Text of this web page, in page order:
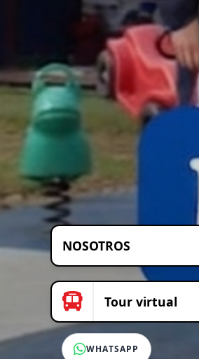
NOSOTROS
Tour virtual
WHATSAPP